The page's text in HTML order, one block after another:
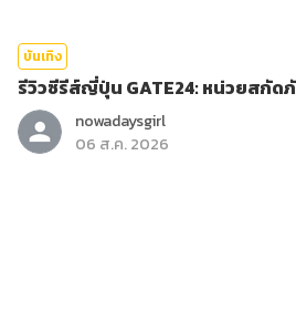
บันเทิง
รีวิวซีรีส์ญี่ปุ่น GATE24: หน่วยสกัด
nowadaysgirl
06 ส.ค. 2026